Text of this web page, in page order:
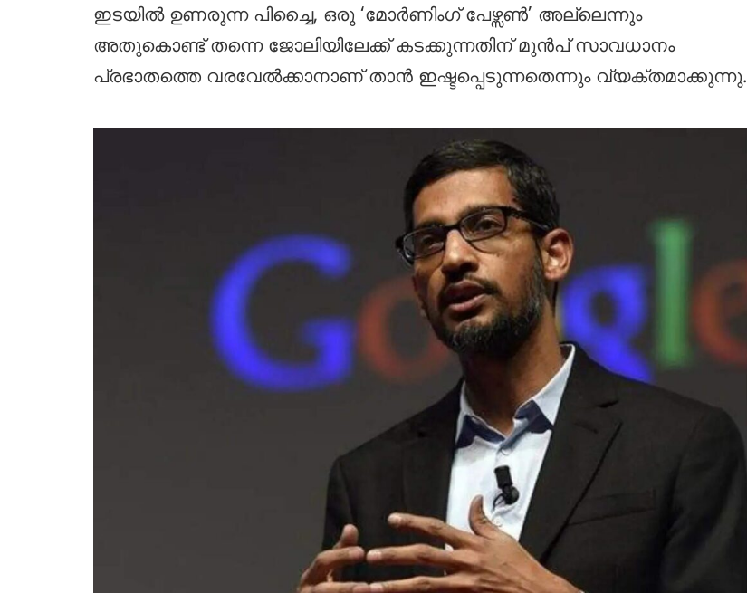
ഇടയിൽ ഉണരുന്ന പിച്ചൈ, ഒരു ‘മോർണിംഗ് പേഴ്സൺ’ അല്ലെന്നും
അതുകൊണ്ട് തന്നെ ജോലിയിലേക്ക് കടക്കുന്നതിന് മുൻപ് സാവധാനം
പ്രഭാതത്തെ വരവേൽക്കാനാണ് താൻ ഇഷ്ടപ്പെടുന്നതെന്നും വ്യക്തമാക്കുന്നു.